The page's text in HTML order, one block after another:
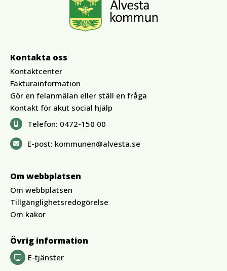
Kontakta oss
Kontaktcenter
Fakturainformation
Gör en felanmälan eller ställ en fråga
Kontakt för akut social hjälp
Telefon: 0472-150 00
E-post: kommunen@alvesta.se
Om webbplatsen
Om webbplatsen
Tillgänglighetsredogörelse
Om kakor
Övrig information
E-tjänster